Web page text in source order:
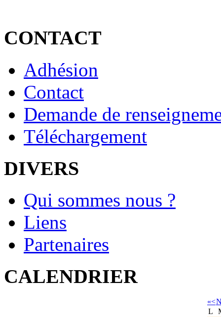
CONTACT
Adhésion
Contact
Demande de
Téléchargement
DIVERS
Qui sommes nous ?
Liens
Partenaires
CALENDRIER
«<
L